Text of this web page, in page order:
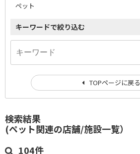
検索結果
(ペット関連の店舗/施設一覧）
104件
ペット
キーワードで絞り込む
TOPページに戻る